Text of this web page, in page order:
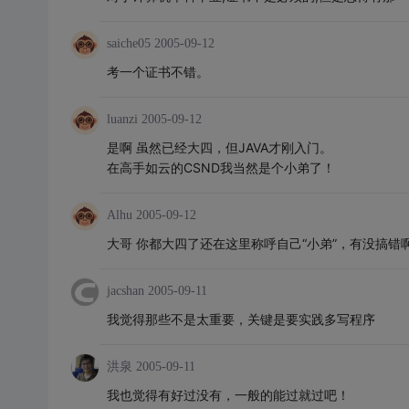
saiche05 2005-09-12
考一个证书不错。
luanzi 2005-09-12
是啊 虽然已经大四，但JAVA才刚入门。
在高手如云的CSND我当然是个小弟了！
Alhu 2005-09-12
大哥 你都大四了还在这里称呼自己“小弟”，有没搞错
jacshan 2005-09-11
我觉得那些不是太重要，关键是要实践多写程序
洪泉 2005-09-11
我也觉得有好过没有，一般的能过就过吧！